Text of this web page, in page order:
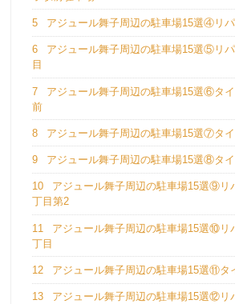
5 アジュール舞子周辺の駐車場15選④リ
6
アジュール舞子周辺の駐車場15選⑤リ
目
7
アジュール舞子周辺の駐車場15選⑥タ
前
8 アジュール舞子周辺の駐車場15選⑦タ
9 アジュール舞子周辺の駐車場15選⑧タ
10
アジュール舞子周辺の駐車場15選⑨リ
丁目第2
11
アジュール舞子周辺の駐車場15選⑩リ
丁目
12 アジュール舞子周辺の駐車場15選⑪タ
13
アジュール舞子周辺の駐車場15選⑫リ